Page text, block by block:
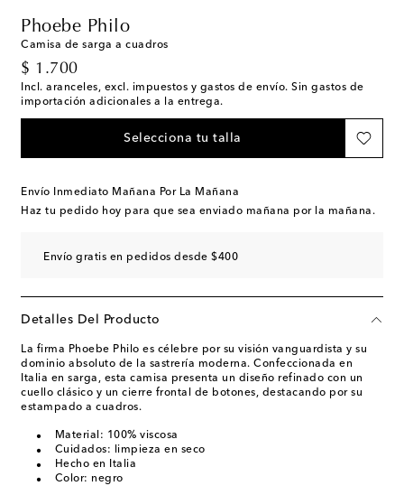
Phoebe Philo
Camisa de sarga a cuadros
$ 1.700
original price
Incl. aranceles, excl. impuestos y gastos de envío. Sin gastos de
importación adicionales a la entrega.
Selecciona tu talla
Envío Inmediato Mañana Por La Mañana
Haz tu pedido hoy para que sea enviado mañana por la mañana.
Envío gratis en pedidos desde $400
Detalles Del Producto
La firma Phoebe Philo es célebre por su visión vanguardista y su
dominio absoluto de la sastrería moderna. Confeccionada en
Italia en sarga, esta camisa presenta un diseño refinado con un
cuello clásico y un cierre frontal de botones, destacando por su
estampado a cuadros.
Material: 100% viscosa
Cuidados: limpieza en seco
Hecho en Italia
Color: negro